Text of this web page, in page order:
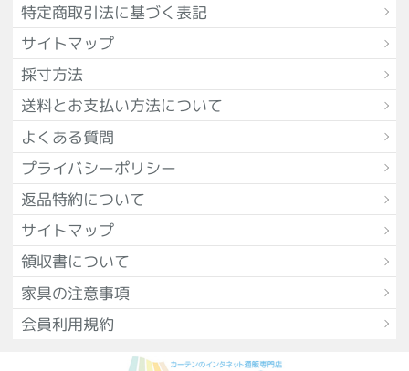
特定商取引法に基づく表記
サイトマップ
採寸方法
送料とお支払い方法について
よくある質問
プライバシーポリシー
返品特約について
サイトマップ
領収書について
家具の注意事項
会員利用規約